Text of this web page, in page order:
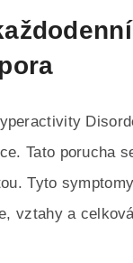
Tato porucha
Tyto
vztahy a